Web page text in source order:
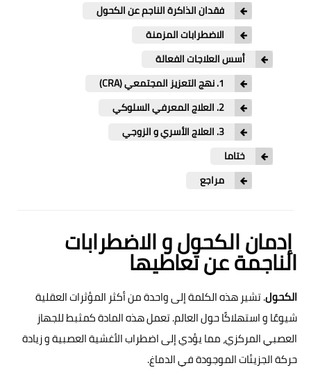
تغذية
العلاقات
حياة جنسية
فقدان الذاكرة الناجم عن الكحول
الاضطرابات المزمنة
أسس العلاجات الفعالة
1. نهج التعزيز المجتمعي (CRA)
2. العلاج المعرفي السلوكي
3. العلاج الأسري و الزوجي
ختاما
مراجع
إدمان الكحول و الاضطرابات
الناجمة عن تعاطيها
الكحول. تشير هذه الكلمة إلى واحدة من أكثر المؤثرات العقلية
شيوعًا و استهلاكًا حول العالم. تعمل هذه المادة كمثبط للجهاز
العصبي المركزي، مما يؤدي إلى اضطراب الأغشية العصبية و زيادة
حركة الجزيئات الموجودة في الدماغ.